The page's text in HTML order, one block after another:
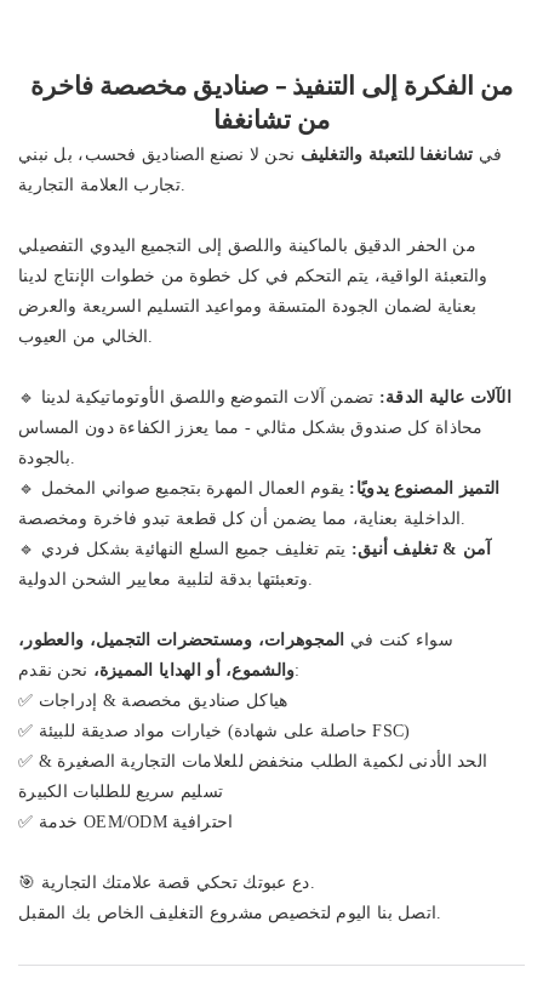
من الفكرة إلى التنفيذ - صناديق مخصصة فاخرة
من تشانغفا
في تشانغفا للتعبئة والتغليف نحن لا نصنع الصناديق فحسب، بل نبني
تجارب العلامة التجارية.
من الحفر الدقيق بالماكينة واللصق إلى التجميع اليدوي التفصيلي
والتعبئة الواقية، يتم التحكم في كل خطوة من خطوات الإنتاج لدينا
بعناية لضمان الجودة المتسقة ومواعيد التسليم السريعة والعرض
الخالي من العيوب.
🔹 الآلات عالية الدقة: تضمن آلات التموضع واللصق الأوتوماتيكية لدينا
محاذاة كل صندوق بشكل مثالي - مما يعزز الكفاءة دون المساس
بالجودة.
🔹
التميز المصنوع يدويًا: يقوم العمال المهرة بتجميع صواني المخمل
الداخلية بعناية، مما يضمن أن كل قطعة تبدو فاخرة ومخصصة.
🔹
آمن & تغليف أنيق: يتم تغليف جميع السلع النهائية بشكل فردي
وتعبئتها بدقة لتلبية معايير الشحن الدولية.
سواء كنت في
المجوهرات، ومستحضرات التجميل، والعطور،
والشموع، أو الهدايا المميزة،نحن نقدم:
✅ هياكل صناديق مخصصة & إدراجات
✅ خيارات مواد صديقة للبيئة (حاصلة على شهادة FSC)
✅ الحد الأدنى لكمية الطلب منخفض للعلامات التجارية الصغيرة &
تسليم سريع للطلبات الكبيرة
✅ خدمة OEM/ODM احترافية
🎯 دع عبوتك تحكي قصة علامتك التجارية.
اتصل بنا اليوم لتخصيص مشروع التغليف الخاص بك المقبل.